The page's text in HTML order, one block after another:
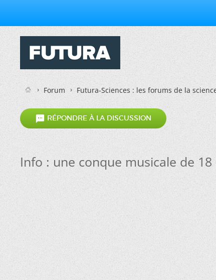
Forum Futura-Sciences : les forums de la
 RÉPONDRE À LA DISCUSSION
Info : une conque musicale de 18